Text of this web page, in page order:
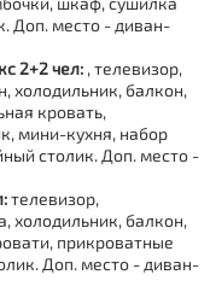
Доп. место - диван-
2+2 чел: , телевизор,
холодильник, балкон,
кровать,
мини-кухня, набор
столик. Доп. место -
телевизор,
холодильник, балкон,
прикроватные
Доп. место - диван-